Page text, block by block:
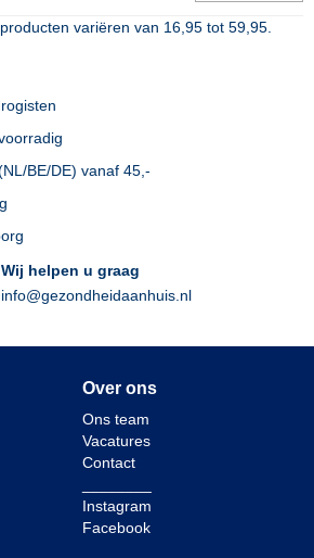
producten variëren van 16,95 tot 59,95
BE/DE) vanaf 45,-
Wij helpen u graag
info@gezondheidaanhuis.nl
Over ons
Ons team
Vacatures
Contact
Instagram
Facebook